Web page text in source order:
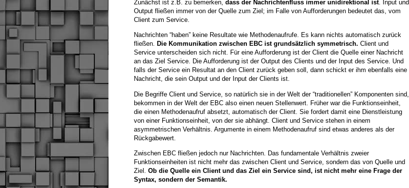
Zunächst ist z.B. zu bemerken, dass der Nachrichtenfluss immer unidirektional ist. Input und
Output fließen immer von der Quelle zum Ziel; im Falle von Aufforderungen bedeutet das, vom
Client zum Service.
Nachrichten “haben” keine Resultate wie Methodenaufrufe. Es kann nichts automatisch zurück
fließen. Die Kommunikation zwischen EBC ist grundsätzlich symmetrisch. Client und
Service unterscheiden sich nicht. Für eine Aufforderung ist der Client die Quelle einer Nachricht
an das Ziel Service. Die Aufforderung ist der Output des Clients und der Input des Service. Und
falls der Service ein Resultat an den Client zurück geben soll, dann schickt er ihm ebenfalls eine
Nachricht, die sein Output und der Input der Clients ist.
Die Begriffe Client und Service, so natürlich sie in der Welt der “traditionellen” Komponenten sind,
bekommen in der Welt der EBC also einen neuen Stellenwert. Früher war die Funktionseinheit,
die einen Methodenaufruf absetzt, automatisch der Client. Sie fordert damit eine Dienstleistung
von einer Funktionseinheit, von der sie abhängt. Client und Service stehen in einem
asymmetrischen Verhältnis. Argumente in einem Methodenaufruf sind etwas anderes als der
Rückgabewert.
Zwischen EBC fließen jedoch nur Nachrichten. Das fundamentale Verhältnis zweier
Funktionseinheiten ist nicht mehr das zwischen Client und Service, sondern das von Quelle und
Ziel. Ob die Quelle ein Client und das Ziel ein Service sind, ist nicht mehr eine Frage der
Syntax, sondern der Semantik.